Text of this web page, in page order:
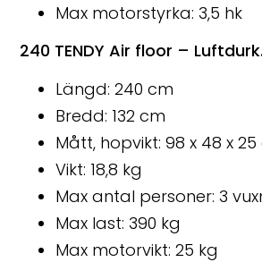
Max motorstyrka: 3,5 hk
240 TENDY Air floor –
Längd: 240 cm
Bredd: 132 cm
Mått, hopvikt: 98 x 48 x
Vikt: 18,8 kg
Max antal personer: 3
Max last: 390 kg
Max motorvikt: 25 kg